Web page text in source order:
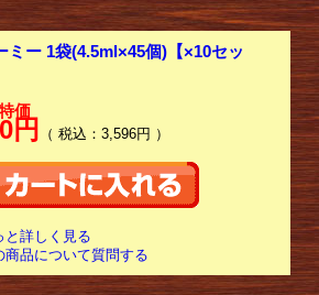
ミー 1袋(4.5ml×45個)【×10セッ
価
円 （ 税込：3,596円 ）
と詳しく見る
商品について質問する